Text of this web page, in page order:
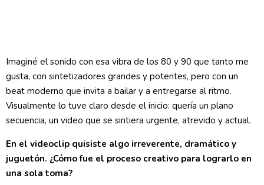
Imaginé el sonido con esa vibra de los 80 y 90 que tanto me
gusta, con sintetizadores grandes y potentes, pero con un
beat moderno que invita a bailar y a entregarse al ritmo.
Visualmente lo tuve claro desde el inicio: quería un plano
secuencia, un video que se sintiera urgente, atrevido y actual.
En el videoclip quisiste algo irreverente, dramático y
juguetón. ¿Cómo fue el proceso creativo para lograrlo en
una sola toma?